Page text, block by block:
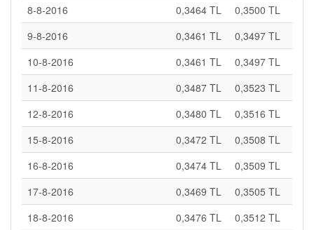
8-8-2016
0,3464 TL
0,3500 TL
9-8-2016
0,3461 TL
0,3497 TL
10-8-2016
0,3461 TL
0,3497 TL
11-8-2016
0,3487 TL
0,3523 TL
12-8-2016
0,3480 TL
0,3516 TL
15-8-2016
0,3472 TL
0,3508 TL
16-8-2016
0,3474 TL
0,3509 TL
17-8-2016
0,3469 TL
0,3505 TL
18-8-2016
0,3476 TL
0,3512 TL